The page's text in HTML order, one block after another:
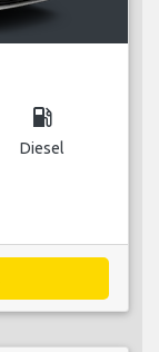
local_gas_station
Diesel